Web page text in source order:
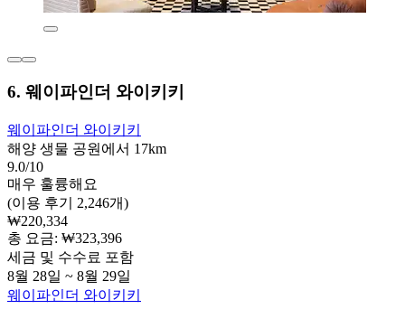
6. 웨이파인더 와이키키
웨이파인더 와이키키
해양 생물 공원에서 17km
9.0/10
매우 훌륭해요
(이용 후기 2,246개)
₩220,334
총 요금: ₩323,396
세금 및 수수료 포함
8월 28일 ~ 8월 29일
웨이파인더 와이키키